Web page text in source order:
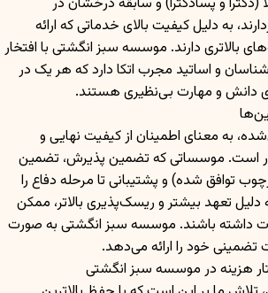
به دلیل کیفیت بالای خدماتی که ارائه
بالاتری دارند. موسسه سبز انگشتی با افتخار
و اساتید مجرب اتکا دارد که هر یک در
دانش و مهارت بی‌نظیری هستند.
به معنای اطمینان از کیفیت نهایی و
است. موسساتی که تضمین پذیرش، تضمین
توافق شده) و پشتیبانی تا مرحله دفاع را
دلیل تعهد بیشتر و ریسک‌پذیری بالاتر، ممکن
داشته باشند. موسسه سبز انگشتی به صورت
خود را ارائه می‌دهد.
هزینه در موسسه سبز انگشتی